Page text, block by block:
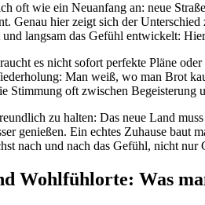
oft wie ein Neuanfang an: neue
Genau hier zeigt sich der
langsam das Gefühl entwickelt:
es nicht sofort perfekte Pläne
Man weiß, wo man Brot
Stimmung oft zwischen Begeisterung
zu halten: Das neue Land
genießen. Ein echtes Zuhause
nach und nach das Gefühl, nicht
Wohlfühlorte: Was